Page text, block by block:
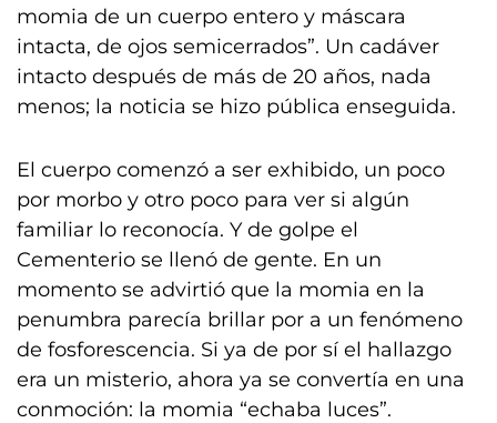
momia de un cuerpo entero y máscara
intacta, de ojos semicerrados”. Un cadáver
intacto después de más de 20 años, nada
menos; la noticia se hizo pública enseguida.
El cuerpo comenzó a ser exhibido, un poco
por morbo y otro poco para ver si algún
familiar lo reconocía. Y de golpe el
Cementerio se llenó de gente. En un
momento se advirtió que la momia en la
penumbra parecía brillar por a un fenómeno
de fosforescencia. Si ya de por sí el hallazgo
era un misterio, ahora ya se convertía en una
conmoción: la momia “echaba luces”.